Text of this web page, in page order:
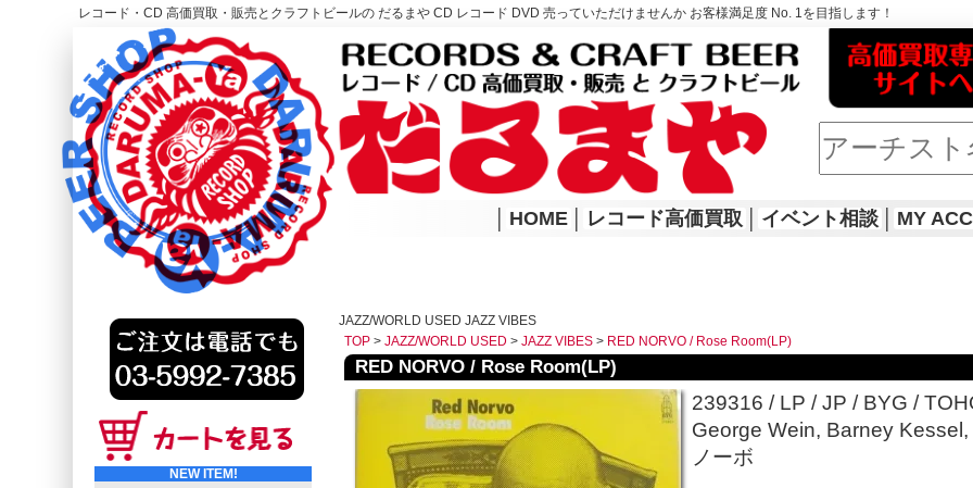
レコード・CD 高価買取・販売とクラフトビールの だるまや CD レコード DVD 売っていただけませんか お客様満足度 No. 1を目指します！
レコード高価買取はこちら
HOME
HOME レコード高価買取 イベント相談 MY
NEW ITEM!
JAZZ/WORLD USED JAZZ VIBES
TOP > JAZZ/WORLD USED > JAZZ VIBES > RED NORVO / Rose Room(LP)
RED NORVO / Rose Room(LP)
239316 / LP / JP / BYG /
George Wein, Barney
ノーボ